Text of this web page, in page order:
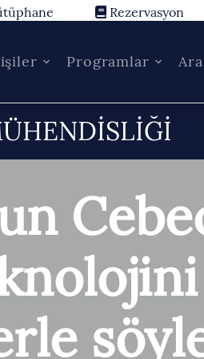
Rezervasyon
Programlar